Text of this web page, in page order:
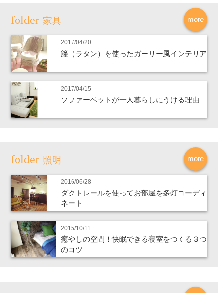
more
家具
2017/04/20
籐（ラタン）を使ったガーリー風インテリア
2017/04/15
ソファーベットが一人暮らしにうける理由
more
照明
2016/06/28
ダクトレールを使ってお部屋を多灯コーディ
ネート
2015/10/11
癒やしの空間！快眠できる寝室をつくる３つ
のコツ